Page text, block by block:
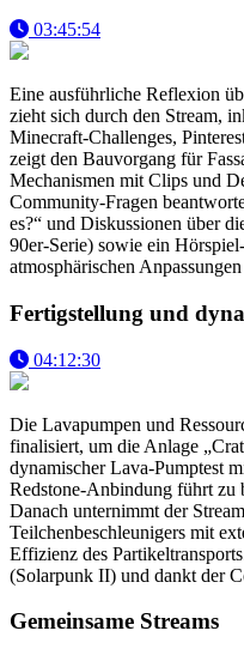
03:45:54
Eine ausführliche Reflexion
zieht sich durch den Stream,
Minecraft-Challenges,
zeigt den Bauvorgang für
Mechanismen mit Clips und
Community-Fragen
es?“ und Diskussionen über
90er-Serie) sowie ein
atmosphärischen
Fertigstellung und
04:12:30
Die Lavapumpen und
finalisiert, um die Anlage
dynamischer Lava-Pumptest
Redstone-Anbindung führt zu
Danach unternimmt der
Teilchenbeschleunigers mit
Effizienz des
(Solarpunk II) und dankt der
Gemeinsame Streams